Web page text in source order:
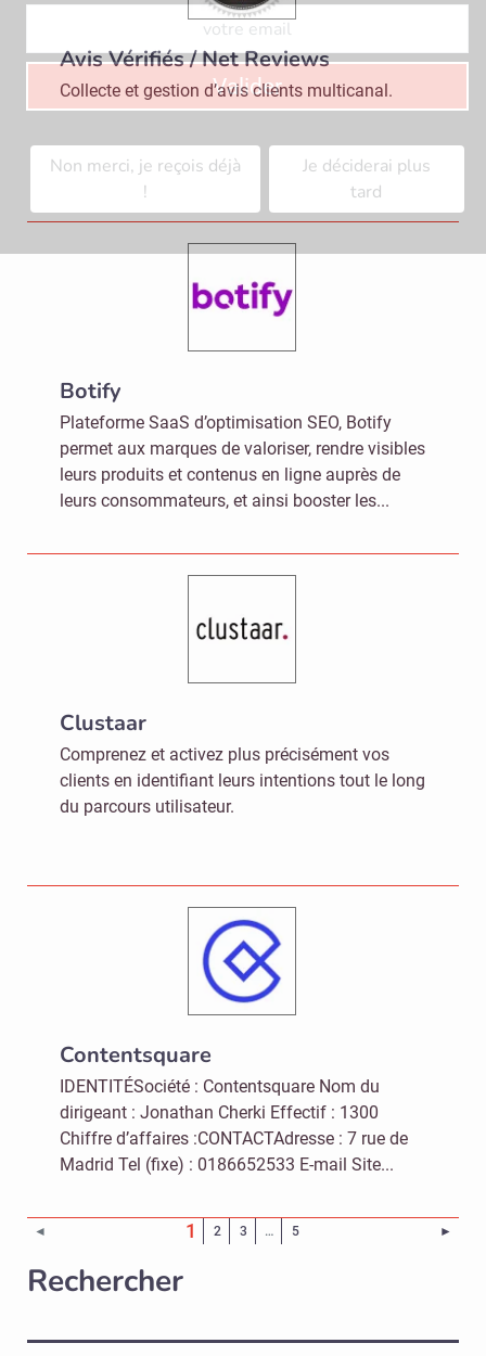
Avis Vérifiés / Net Reviews
Collecte et gestion d’avis clients multicanal.
Botify
Plateforme SaaS d’optimisation SEO, Botify
permet aux marques de valoriser, rendre visibles
leurs produits et contenus en ligne auprès de
leurs consommateurs, et ainsi booster les...
Clustaar
Comprenez et activez plus précisément vos
clients en identifiant leurs intentions tout le long
du parcours utilisateur.
Contentsquare
IDENTITÉSociété : Contentsquare Nom du
dirigeant : Jonathan Cherki Effectif : 1300
Chiffre d’affaires :CONTACTAdresse : 7 rue de
Madrid Tel (fixe) : 0186652533 E-mail Site...
◄ 1 (Page courante)
2 3 … 5 ►
Rechercher
Valider
Non merci, je reçois déjà
!
Je déciderai plus
tard